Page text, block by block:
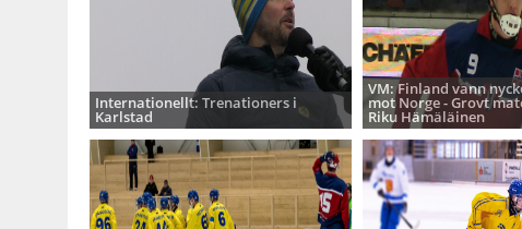
Internationellt: Trenationers i
Karlstad
VM: Finland vann
mot Norge - Grovt
Riku Hämäläinen